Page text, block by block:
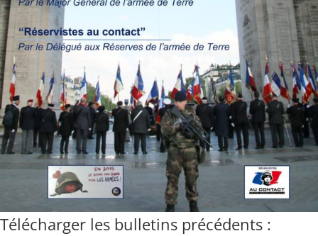
Télécharger les bulletins précédents :